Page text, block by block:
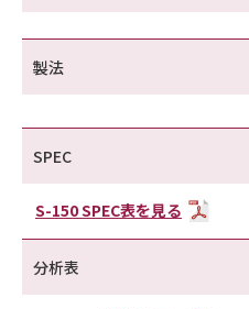
製法
SPEC
S-150 SPEC表を見る
分析表